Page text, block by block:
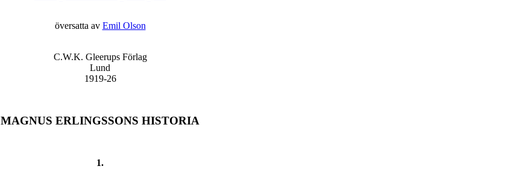
översatta av Emil Olson
C.W.K. Gleerups Förlag
Lund
1919-26
MAGNUS ERLINGSSONS HISTORIA
1.